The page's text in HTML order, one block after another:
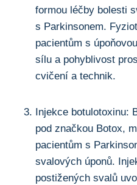
formou léčby bolesti
s Parkinsonem.
pacientům‍ s
sílu a pohyblivost
cvičení‌ a ⁣technik.
Injekce ‌botulotoxinu:
pod značkou Botox,
⁣pacientům s
svalových úponů.
postižených svalů